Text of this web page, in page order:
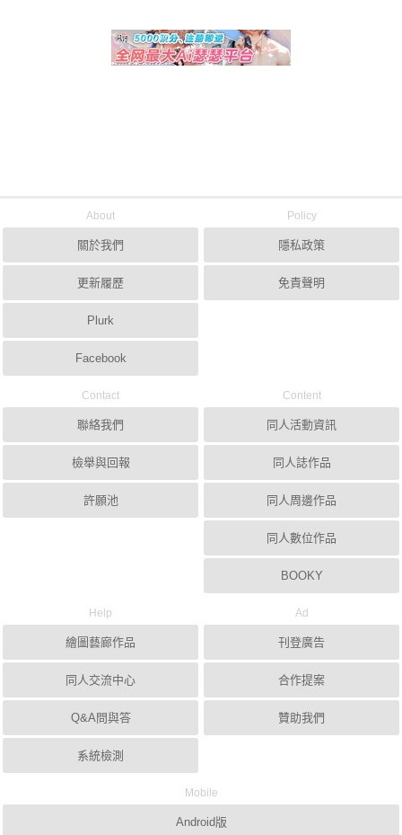
About
關於我們
更新履歷
Plurk
Facebook
Policy
隱私政策
免責聲明
Contact
聯絡我們
檢舉與回報
許願池
Content
同人活動資訊
同人誌作品
同人周邊作品
同人數位作品
BOOKY
Help
繪圖藝廊作品
同人交流中心
Q&A問與答
系統檢測
Ad
刊登廣告
合作提案
贊助我們
Mobile
Android版